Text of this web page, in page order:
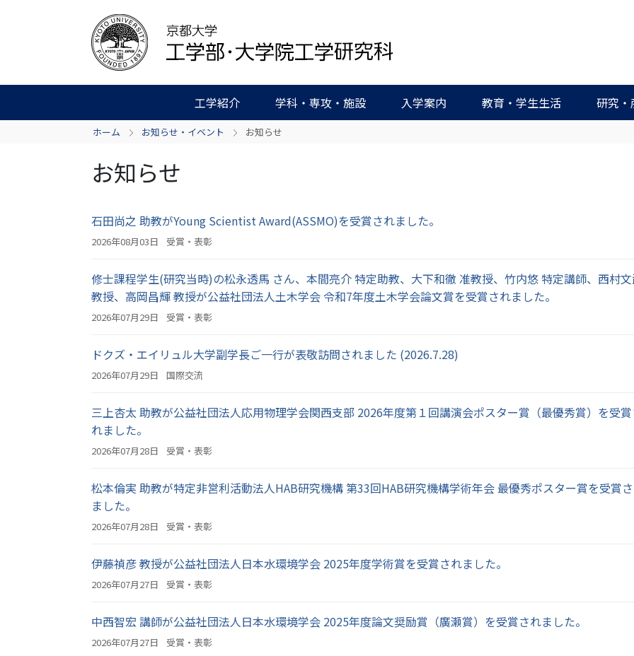
工学紹介 学科・専攻・施設 入学案内 教育・学生生活 研究・
ホーム お知らせ・イベント お知らせ
お知らせ
石田尚之 助教がYoung Scientist Award(ASSMO)を受賞されました。
2026年08月03日 受賞・表彰
修士課程学生(研究当時)の松永透⾺ さん、本間亮介 特定助教、⼤下和徹 准教授、⽵内悠 特定講師、⻄村
教授、⾼岡昌輝 教授が公益社団法人土木学会 令和7年度土木学会論文賞を受賞されました。
2026年07月29日 受賞・表彰
ドクズ・エイリュル大学副学長ご一行が表敬訪問されました (2026.7.28)
2026年07月29日 国際交流
三上杏太 助教が公益社団法人応用物理学会関西支部 2026年度第１回講演会ポスター賞（最優秀賞）を受
れました。
2026年07月28日 受賞・表彰
松本倫実 助教が特定非営利活動法人HAB研究機構 第33回HAB研究機構学術年会 最優秀ポスター賞を受賞
ました。
2026年07月28日 受賞・表彰
伊藤禎彦 教授が公益社団法人日本水環境学会 2025年度学術賞を受賞されました。
2026年07月27日 受賞・表彰
中西智宏 講師が公益社団法人日本水環境学会 2025年度論文奨励賞（廣瀬賞）を受賞されました。
2026年07月27日 受賞・表彰